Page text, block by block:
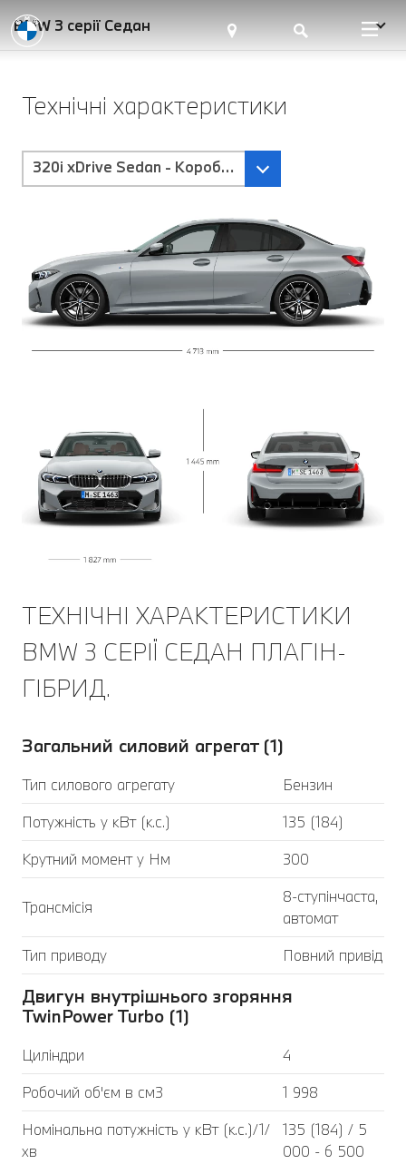
BMW 3 серії Седан
Технічні характеристики
320i xDrive Sedan - Коробка передач Steptronic з
ТЕХНІЧНІ ХАРАКТЕРИСТИКИ
BMW 3 СЕРІЇ СЕДАН ПЛАГІН-
ГІБРИД.
Загальний силовий агрегат (1)
Тип силового агрегату
Бензин
Потужність у кВт (к.с.)
135 (184)
Крутний момент у Нм
300
Трансмісія
8-ступінчаста,
автомат
Тип приводу
Повний привід
Двигун внутрішнього згоряння
TwinPower Turbo (1)
Циліндри
4
Робочий об'єм в см3
1 998
Номінальна потужність у кВт (к.с.)/1/
хв
135 (184) / 5
000 - 6 500